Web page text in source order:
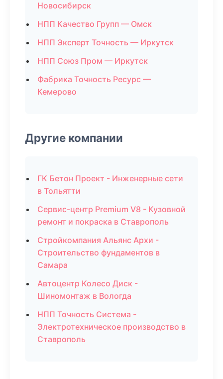
Новосибирск
НПП Качество Групп — Омск
НПП Эксперт Точность — Иркутск
НПП Союз Пром — Иркутск
Фабрика Точность Ресурс —
Кемерово
Другие компании
ГК Бетон Проект - Инженерные сети
в Тольятти
Сервис-центр Premium V8 - Кузовной
ремонт и покраска в Ставрополь
Стройкомпания Альянс Архи -
Строительство фундаментов в
Самара
Автоцентр Колесо Диск -
Шиномонтаж в Вологда
НПП Точность Система -
Электротехническое производство в
Ставрополь